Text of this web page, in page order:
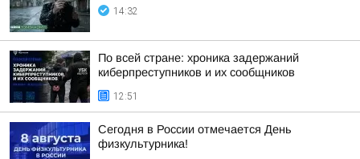
14:32
По всей стране: хроника задержаний
киберпреступников и их сообщников
12:51
Сегодня в России отмечается День
физкультурника!